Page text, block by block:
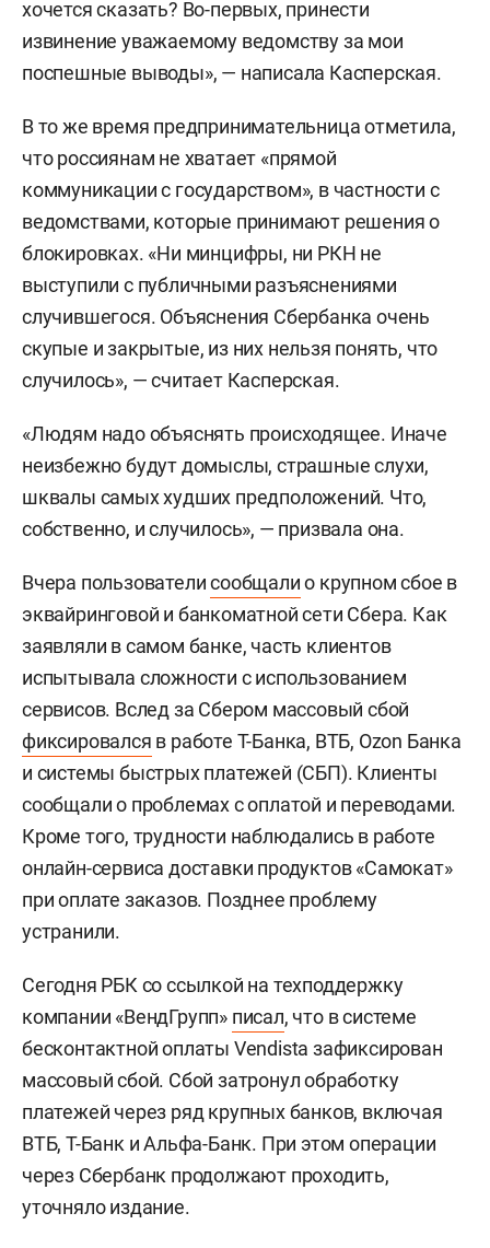
хочется сказать? Во-первых, принести
извинение уважаемому ведомству за мои
поспешные выводы», — написала Касперская.
В то же время предпринимательница отметила,
что россиянам не хватает «прямой
коммуникации с государством», в частности с
ведомствами, которые принимают решения о
блокировках. «Ни минцифры, ни РКН не
выступили с публичными разъяснениями
случившегося. Объяснения Сбербанка очень
скупые и закрытые, из них нельзя понять, что
случилось», — считает Касперская.
«Людям надо объяснять происходящее. Иначе
неизбежно будут домыслы, страшные слухи,
шквалы самых худших предположений. Что,
собственно, и случилось», — призвала она.
Вчера пользователисообщалио крупном сбое в
эквайринговой и банкоматной сети Сбера. Как
заявляли в самом банке, часть клиентов
испытывала сложности с использованием
сервисов. Вслед за Сбером массовый сбой
фиксировался в работе Т-Банка, ВТБ, Ozon Банка
и системы быстрых платежей (СБП). Клиенты
сообщали о проблемах с оплатой и переводами.
Кроме того, трудности наблюдались в работе
онлайн-сервиса доставки продуктов «Самокат»
при оплате заказов. Позднее проблему
устранили.
Сегодня РБК со ссылкой на техподдержку
компании «ВендГрупп» писал, что в системе
бесконтактной оплаты Vendista зафиксирован
массовый сбой. Сбой затронул обработку
платежей через ряд крупных банков, включая
ВТБ, Т-Банк и Альфа-Банк. При этом операции
через Сбербанк продолжают проходить,
уточняло издание.